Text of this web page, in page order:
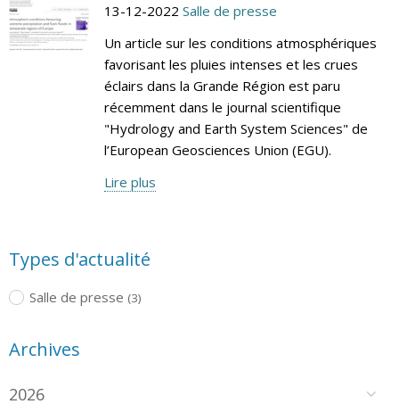
13-12-2022 Salle de presse
Un article sur les conditions atmosphériques
favorisant les pluies intenses et les crues
éclairs dans la Grande Région est paru
récemment dans le journal scientifique
"Hydrology and Earth System Sciences" de
l’European Geosciences Union (EGU).
Lire plus
Types d'actualité
Salle de presse (3)
Archives
2026